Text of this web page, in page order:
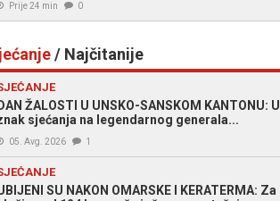
Prije 24 min 0
/ Najčitanije
ŽALOSTI U UNSKO-SANSKOM KANTONU: U
sjećanja na legendarnog generala...
05. Avg. 2026 1
SU NAKON OMARSKE I KERATERMA: Za